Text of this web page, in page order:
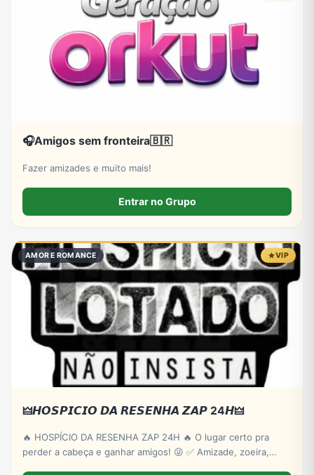
🎧Amigos sem fronteira🇧🇷
Fazer amizades e muito mais!
Entrar no Grupo
AMOR E ROMANCE VIP
🜲𝙃𝙊𝙎𝙋𝙄𝘾𝙄𝙊 𝘿𝘼 𝙍𝙀𝙎𝙀𝙉𝙃𝘼 𝙕𝘼𝙋 24𝙃🜲
🔥 HOSPÍCIO DA RESENHA ZAP 24H 🔥 O lugar certo pra
perder a cabeça e ganhar amigos! 😜 ✅ Amizade, zoeira,